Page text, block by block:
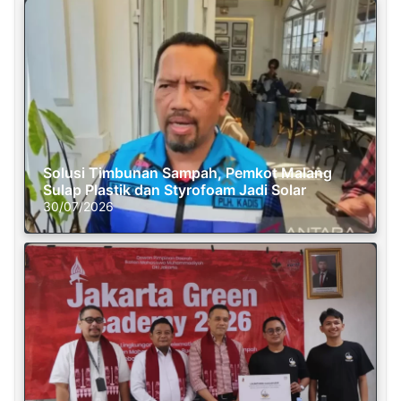
Solusi Timbunan Sampah, Pemkot Malang
Sulap Plastik dan Styrofoam Jadi Solar
30/07/2026